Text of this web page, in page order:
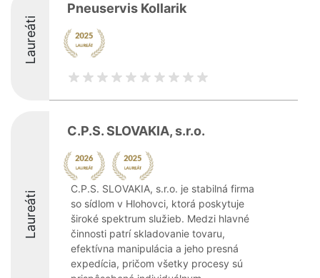
Laureáti
Pneuservis Kollarik
Laureáti
C.P.S. SLOVAKIA, s.r.o.
C.P.S. SLOVAKIA, s.r.o. je stabilná firma
so sídlom v Hlohovci, ktorá poskytuje
široké spektrum služieb. Medzi hlavné
činnosti patrí skladovanie tovaru,
efektívna manipulácia a jeho presná
expedícia, pričom všetky procesy sú